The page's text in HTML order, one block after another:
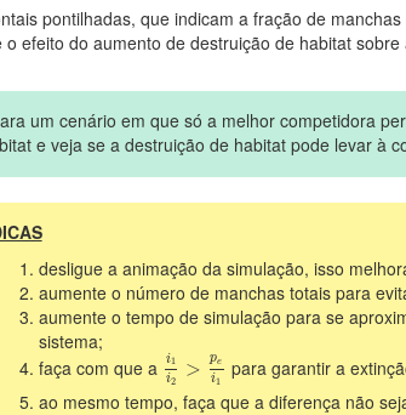
pontilhadas, que indicam a fração de
efeito do aumento de destruição de habitat
um cenário em que só a melhor competidora
e veja se a destruição de habitat pode levar à
desligue a animação da simulação, isso
aumente o número de manchas totais para
aumente o tempo de simulação para se
sistema;
faça com que a
i1
i2
> pe
i1
i1 pe para garantir a
ao mesmo tempo, faça que a diferença não